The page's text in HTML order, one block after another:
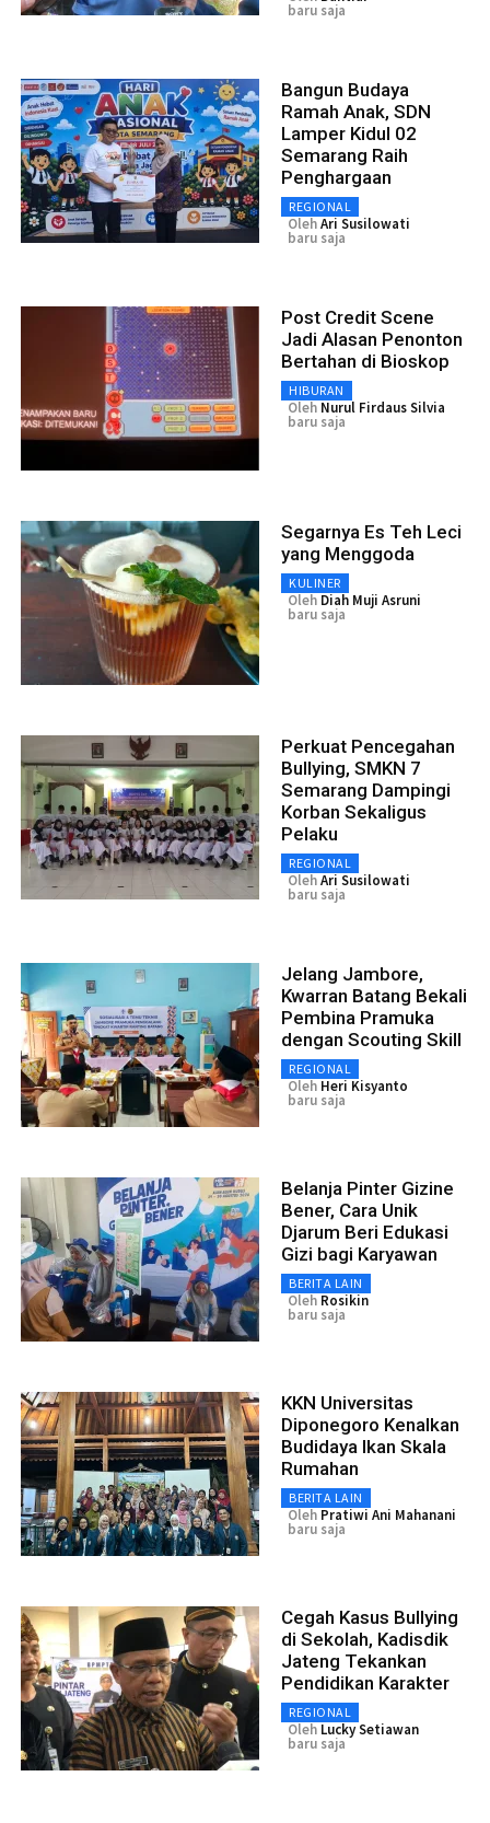
baru saja
Bangun Budaya
Ramah Anak, SDN
Lamper Kidul 02
Semarang Raih
Penghargaan
REGIONAL
OlehAri Susilowati
baru saja
Post Credit Scene
Jadi Alasan Penonton
Bertahan di Bioskop
HIBURAN
Oleh Nurul Firdaus Silvia
baru saja
Segarnya Es Teh Leci
yang Menggoda
KULINER
Oleh Diah Muji Asruni
baru saja
Perkuat Pencegahan
Bullying, SMKN 7
Semarang Dampingi
Korban Sekaligus
Pelaku
REGIONAL
OlehAri Susilowati
baru saja
Jelang Jambore,
Kwarran Batang Bekali
Pembina Pramuka
dengan Scouting Skill
REGIONAL
Oleh Heri Kisyanto
baru saja
Belanja Pinter Gizine
Bener, Cara Unik
Djarum Beri Edukasi
Gizi bagi Karyawan
BERITA LAIN
Oleh Rosikin
baru saja
KKN Universitas
Diponegoro Kenalkan
Budidaya Ikan Skala
Rumahan
BERITA LAIN
Oleh Pratiwi Ani Mahanani
baru saja
Cegah Kasus Bullying
di Sekolah, Kadisdik
Jateng Tekankan
Pendidikan Karakter
REGIONAL
Oleh Lucky Setiawan
baru saja